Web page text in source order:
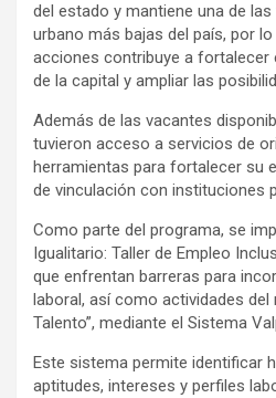
del estado y mantiene una de
urbano más bajas del país, por
acciones contribuye a
de la capital y ampliar las
Además de las vacantes
tuvieron acceso a servicios de
herramientas para fortalecer su
de vinculación con instituciones
Como parte del programa, se
Igualitario: Taller de Empleo
que enfrentan barreras para
laboral, así como actividades del
Talento”, mediante el Sistema
Este sistema permite identificar
aptitudes, intereses y perfiles